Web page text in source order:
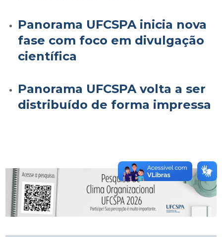
Panorama UFCSPA inicia nova
fase com foco em divulgação
científica
Panorama UFCSPA volta a ser
distribuído de forma impressa